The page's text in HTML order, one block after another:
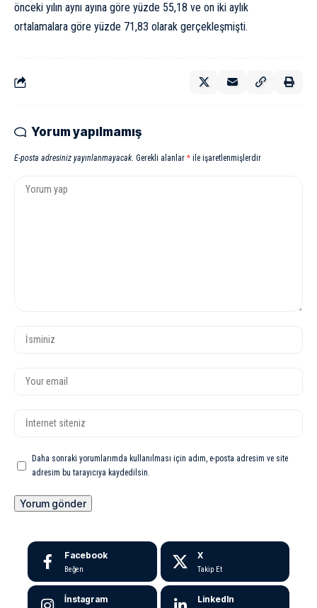
önceki yılın aynı ayına göre yüzde 55,18 ve on iki aylık
ortalamalara göre yüzde 71,83 olarak gerçekleşmişti.
Yorum yapılmamış
E-posta adresiniz yayınlanmayacak. Gerekli alanlar * ile işaretlenmişlerdir
Daha sonraki yorumlarımda kullanılması için adım, e-posta adresim ve site
adresim bu tarayıcıya kaydedilsin.
Facebook
Beğen
X
Takip Et
İnstagram LinkedIn